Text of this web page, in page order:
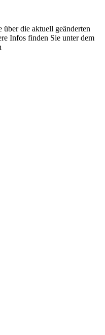
die aktuell geänderten
Infos finden Sie unter dem